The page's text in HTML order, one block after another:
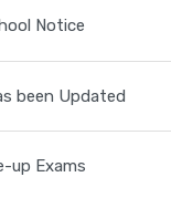
Notice
been Updated
up Exams